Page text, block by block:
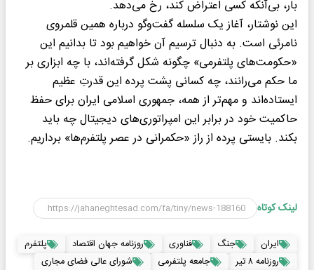
بار، بی‌آنکه کسی اعتراض کند، رخ می‌دهد.
این نوشتار، آغاز یک سلسله گفت‌وگو درباره همین قلمروی
نامرئی است. به دنبال ترسیم آن خواهیم بود تا بدانیم این
«حکومت‌های پلتفرمی» چگونه شکل گرفته‌اند، با چه ابزاری بر
ما حکم می‌رانند، چه کسانی پشت پرده این قدرتِ عظیم
ایستاده‌اند و مهم‌تر از همه، جمهوری اسلامی ایران برای حفظ
حاکمیت خود در برابر این امپراتوری‌های دیجیتال چه باید
بکند. بایستی پرده از راز «حکمرانی در عصر پلتفرم‌ها» بر‌داریم.
لینک کوتاه
ایران جنگ فناوری روزنامه جهان اقتصاد
پلتفرم
روزنامه ۸ تیر
جامعه پلتفرمی
شورای عالی فضای مجاری